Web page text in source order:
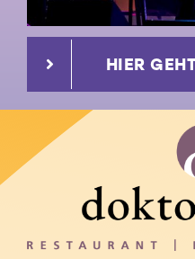
HIER